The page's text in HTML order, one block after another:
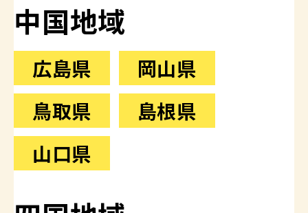
中国地域
広島県
岡山県
鳥取県
島根県
山口県